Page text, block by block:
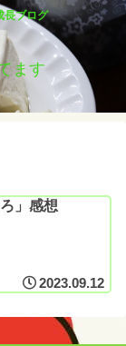
長ブログ
ます
」感想
2023.09.12